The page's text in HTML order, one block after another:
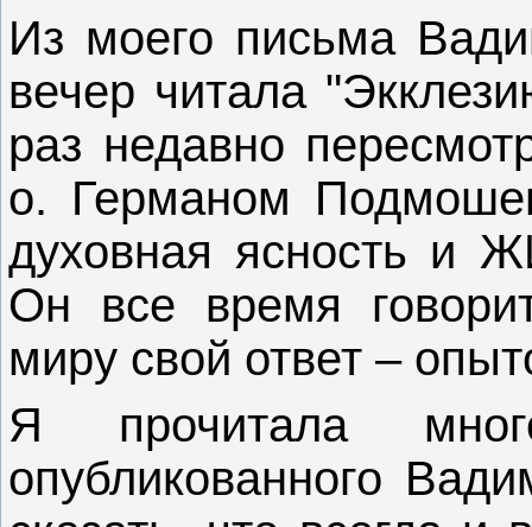
Из моего письма
вечер читала
раз недавно
о. Германом
духовная ясность и
Он все время
миру свой ответ –
Я прочитала
опубликованного